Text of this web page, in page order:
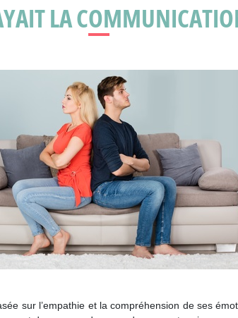
LA
sur l’empathie et la compréhension de ses